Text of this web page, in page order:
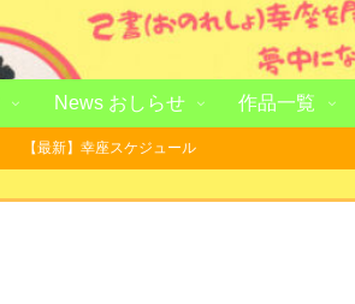
News おしらせ 作品一覧
【最新】幸座スケジュール